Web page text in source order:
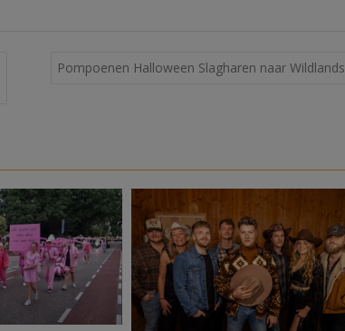
Pompoenen Halloween Slagharen naar Wildlands